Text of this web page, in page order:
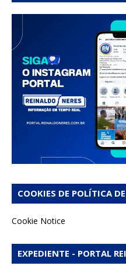
COOKIES DE POLÍTICA
Cookie Notice
EXPEDIENTE - PORTAL